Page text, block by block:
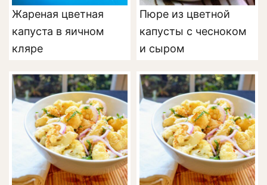
Жареная цветная
капуста в яичном
кляре
Пюре из цветной
капусты с чесноком
и сыром